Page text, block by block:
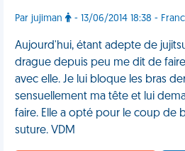
Par jujiman - 13/06/2014 18:38 -
Aujourd'hui, étant adepte de
drague depuis peu me dit de
avec elle. Je lui bloque les bras
sensuellement ma tête et lui
faire. Elle a opté pour le coup de
suture. VDM